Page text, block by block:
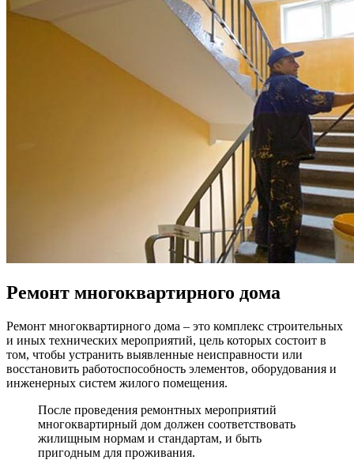
Ремонт многоквартирного дома
Ремонт многоквартирного дома – это комплекс строительных
и иных технических мероприятий, цель которых состоит в
том, чтобы устранить выявленные неисправности или
восстановить работоспособность элементов, оборудования и
инженерных систем жилого помещения.
После проведения ремонтных мероприятий
многоквартирный дом должен соответствовать
жилищным нормам и стандартам, и быть
пригодным для проживания.